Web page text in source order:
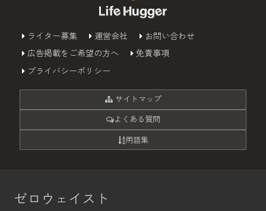
ライター募集 運営会社
お問い合わせ
広告掲載をご希望の方へ
免責事項
プライバシーポリシー
サイトマップ
よくある質問
用語集
ゼロウェイスト